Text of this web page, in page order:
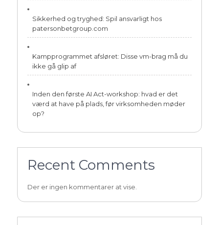
Sikkerhed og tryghed: Spil ansvarligt hos
patersonbetgroup.com
Kampprogrammet afsløret: Disse vm-brag må du
ikke gå glip af
Inden den første AI Act-workshop: hvad er det
værd at have på plads, før virksomheden møder
op?
Recent Comments
Der er ingen kommentarer at vise.